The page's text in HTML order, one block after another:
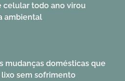
celular todo ano virou
ambiental
mudanças domésticas que
sem sofrimento